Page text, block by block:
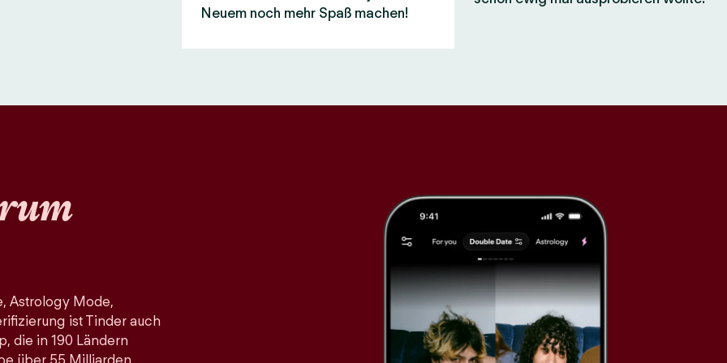
Neuem noch mehr Spaß machen!
Astrology Mode,
ist Tinder auch
die in 190 Ländern
über 55 Milliarden